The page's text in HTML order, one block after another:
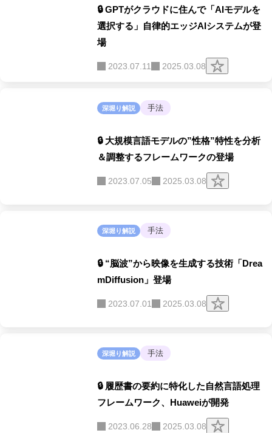
🔒 GPTがクラウドに住んで「AIモデルを
選択する」自律的エッジAIシステムが登
場
2023.07.11 2025.03.08
ク
リ
深堀り解説 手法
🔒 大規模言語モデルの”性格”特性を分析
＆調整するフレームワークの登場
2023.07.05 2025.03.08
ク
リ
深堀り解説 手法
🔒 “脳波”から映像を生成する技術「Drea
mDiffusion」登場
2023.07.01 2025.03.08
ク
リ
深堀り解説 手法
🔒 履歴書の要約に特化した自然言語処理
フレームワーク、Huaweiが開発
2023.06.28 2025.03.08
ク